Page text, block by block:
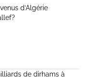
d’Algérie
de dirhams à